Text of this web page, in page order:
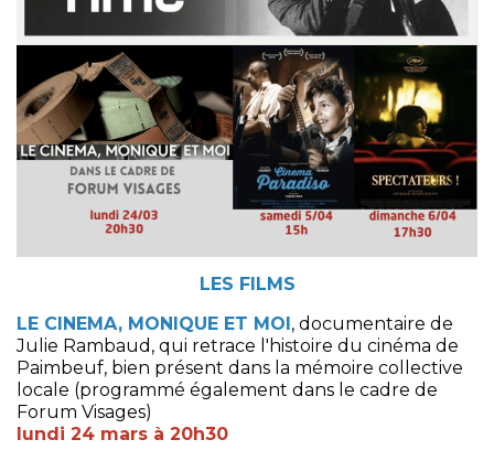
LES FILMS
LE CINEMA, MONIQUE ET MOI, documentaire de
Julie Rambaud, qui retrace l'histoire du cinéma de
Paimbeuf, bien présent dans la mémoire collective
locale (programmé également dans le cadre de
Forum Visages)
lundi 24 mars à 20h30